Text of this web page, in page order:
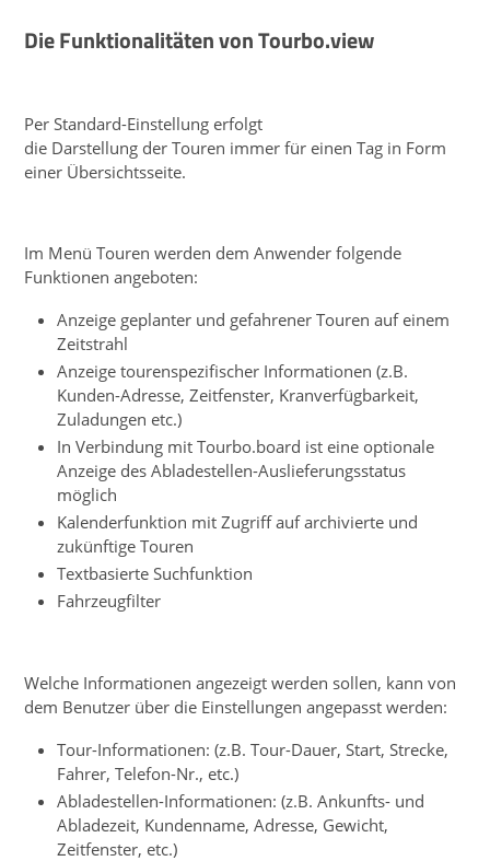
Die Funktionalitäten von Tourbo.view
Per Standard-Einstellung erfolgt
die Darstellung der Touren immer für einen Tag in Form
einer Übersichtsseite.
Im Menü Touren werden dem Anwender folgende
Funktionen angeboten:
Anzeige geplanter und gefahrener Touren auf einem
Zeitstrahl
Anzeige tourenspezifischer Informationen (z.B.
Kunden-Adresse, Zeitfenster, Kranverfügbarkeit,
Zuladungen etc.)
In Verbindung mit Tourbo.board ist eine optionale
Anzeige des Abladestellen-Auslieferungsstatus
möglich
Kalenderfunktion mit Zugriff auf archivierte und
zukünftige Touren
Textbasierte Suchfunktion
Fahrzeugfilter
Welche Informationen angezeigt werden sollen, kann von
dem Benutzer über die Einstellungen angepasst werden:
Tour-Informationen: (z.B. Tour-Dauer, Start, Strecke,
Fahrer, Telefon-Nr., etc.)
Abladestellen-Informationen: (z.B. Ankunfts- und
Abladezeit, Kundenname, Adresse, Gewicht,
Zeitfenster, etc.)